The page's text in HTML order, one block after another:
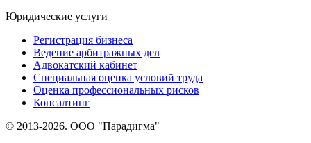
Юридические услуги
Регистрация бизнеса
Ведение арбитражных дел
Адвокатский кабинет
Специальная оценка условий труда
Оценка профессиональных рисков
Консалтинг
© 2013-2026. ООО "Парадигма"